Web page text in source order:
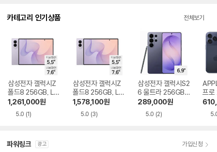
카테고리 인기상품 전체보기
삼성전자 갤럭시Z
폴드8 256GB, LG
U+ 번호이동 완납
1,261,000원
5.0 (1)
삼성전자 갤럭시Z
폴드8 256GB, LG
U+ 기기변경 완납
1,578,100원
5.0 (3)
삼성전자 갤럭시S2
6 울트라 256GB,
LG U+ 번호이동 완
289,000원
5.0 (2)
프로
+ 번
파워링크 광고 가입신청